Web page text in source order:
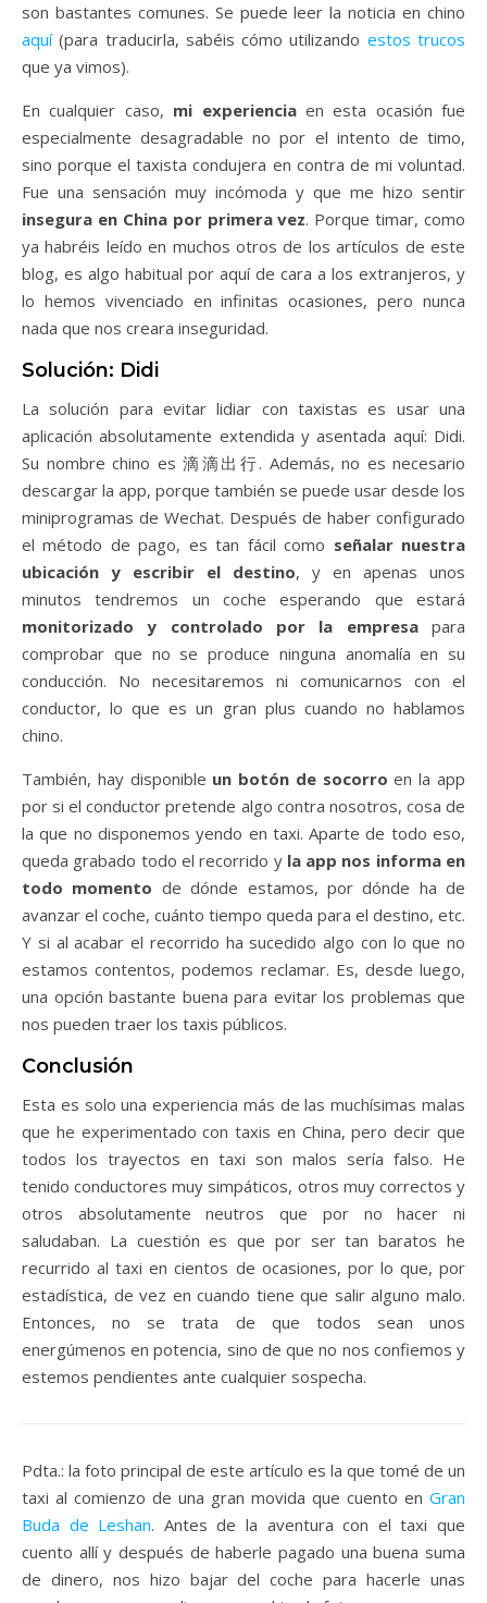
son bastantes comunes. Se puede leer la noticia en chino
aquí(para traducirla, sabéis cómo utilizando estos trucos
que ya vimos).
En cualquier caso, mi experienciaen esta ocasión fue
especialmente desagradable no por el intento de timo,
sino porque el taxista condujera en contra de mi voluntad.
Fue una sensación muy incómoda y que me hizo sentir
insegura en China por primera vez. Porque timar, como
ya habréis leído en muchos otros de los artículos de este
blog, es algo habitual por aquí de cara a los extranjeros, y
lo hemos vivenciado en infinitas ocasiones, pero nunca
nada que nos creara inseguridad.
Solución: Didi
La solución para evitar lidiar con taxistas es usar una
aplicación absolutamente extendida y asentada aquí: Didi.
Su nombre chino es 滴滴出行. Además, no es necesario
descargar la app, porque también se puede usar desde los
miniprogramas de Wechat. Después de haber configurado
el método de pago, es tan fácil como señalar nuestra
ubicación y escribir el destino, y en apenas unos
minutos tendremos un coche esperando que estará
monitorizado y controlado por la empresapara
comprobar que no se produce ninguna anomalía en su
conducción. No necesitaremos ni comunicarnos con el
conductor, lo que es un gran plus cuando no hablamos
chino.
También, hay disponible un botón de socorro en la app
por si el conductor pretende algo contra nosotros, cosa de
la que no disponemos yendo en taxi. Aparte de todo eso,
queda grabado todo el recorrido y la app nos informa en
todo momento de dónde estamos, por dónde ha de
avanzar el coche, cuánto tiempo queda para el destino, etc.
Y si al acabar el recorrido ha sucedido algo con lo que no
estamos contentos, podemos reclamar. Es, desde luego,
una opción bastante buena para evitar los problemas que
nos pueden traer los taxis públicos.
Conclusión
Esta es solo una experiencia más de las muchísimas malas
que he experimentado con taxis en China, pero decir que
todos los trayectos en taxi son malos sería falso. He
tenido conductores muy simpáticos, otros muy correctos y
otros absolutamente neutros que por no hacer ni
saludaban. La cuestión es que por ser tan baratos he
recurrido al taxi en cientos de ocasiones, por lo que, por
estadística, de vez en cuando tiene que salir alguno malo.
Entonces, no se trata de que todos sean unos
energúmenos en potencia, sino de que no nos confiemos y
estemos pendientes ante cualquier sospecha.
Pdta.: la foto principal de este artículo es la que tomé de un
taxi al comienzo de una gran movida que cuento en Gran
Buda de Leshan. Antes de la aventura con el taxi que
cuento allí y después de haberle pagado una buena suma
de dinero, nos hizo bajar del coche para hacerle unas